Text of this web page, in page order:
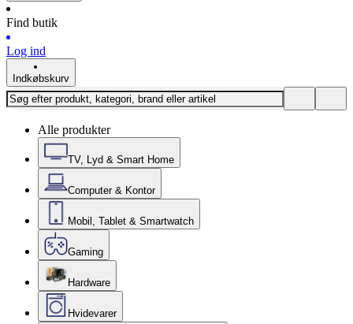
Find butik
Log ind
Indkøbskurv
Alle produkter
TV, Lyd & Smart Home
Computer & Kontor
Mobil, Tablet & Smartwatch
Gaming
Hardware
Hvidevarer